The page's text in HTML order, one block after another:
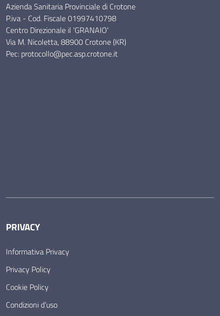
Azienda Sanitaria Provinciale di Crotone
P.iva - Cod. Fiscale 01997410798
Centro Direzionale il 'GRANAIO'
Via M. Nicoletta, 88900 Crotone (KR)
Pec: protocollo@pec.asp.crotone.it
PRIVACY
Informativa Privacy
Privacy Policy
Cookie Policy
Condizioni d’uso